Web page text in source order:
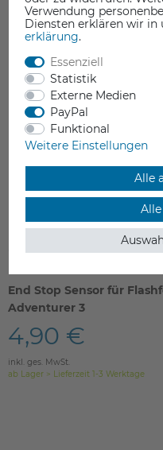
End Stop Sensor für
Adventurer 3
4,90 €
inkl. ges. MwSt.
ab Lager > Lieferzeit 1-3 Werktage
Verwendung
Diensten erklären wir in
erklärung.
Essenziell
Statistik
Externe Medien
PayPal
Funktional
Weitere Einstellungen
Alle